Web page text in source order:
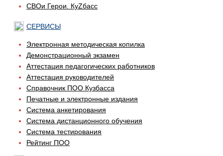
СВОи Герои. КуZбасс
СЕРВИСЫ
Электронная методическая копилка
Демонстрационный экзамен
Аттестация педагогических работников
Аттестация руководителей
Справочник ПОО Кузбасса
Печатные и электронные издания
Система анкетирования
Система дистанционного обучения
Система тестирования
Рейтинг ПОО